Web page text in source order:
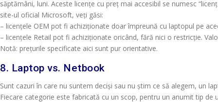
săptămâni, luni. Aceste licențe cu preț mai accesibil se numesc
site-ul oficial Microsoft, veți găsi:
– licențele OEM pot fi achiziționate doar împreună cu laptopul pe
– licențele Retail pot fi achiziționate oricând, fără nici o restricție.
Notă: prețurile specificate aici sunt pur orientative.
8. Laptop vs. Netbook
Sunt cazuri în care nu suntem deciși sau nu știm ce să alegem, un
Fiecare categorie este fabricată cu un scop, pentru un anumit tip de